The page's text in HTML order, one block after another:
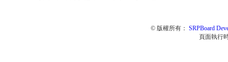
© 版權所有： SRPBoard
頁面執行